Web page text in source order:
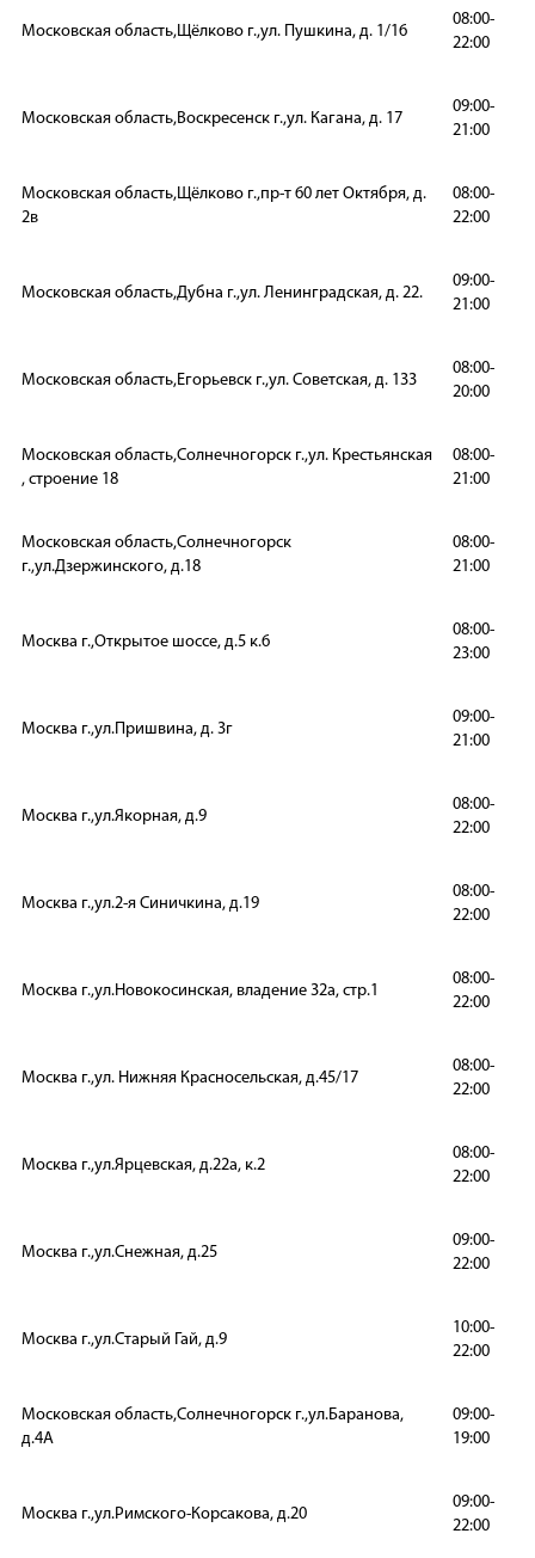
Московская область,Щёлково г.,ул. Пушкина, д. 1/16
08:00-
22:00
Московская область,Воскресенск г.,ул. Кагана, д. 17
09:00-
21:00
Московская область,Щёлково г.,пр-т 60 лет Октября, д.
2в
08:00-
22:00
Московская область,Дубна г.,ул. Ленинградская, д. 22.
09:00-
21:00
Московская область,Егорьевск г.,ул. Советская, д. 133
08:00-
20:00
Московская область,Солнечногорск г.,ул. Крестьянская
, строение 18
08:00-
21:00
Московская область,Солнечногорск
г.,ул.Дзержинского, д.18
08:00-
21:00
Москва г.,Открытое шоссе, д.5 к.6
08:00-
23:00
Москва г.,ул.Пришвина, д. 3г
09:00-
21:00
Москва г.,ул.Якорная, д.9
08:00-
22:00
Москва г.,ул.2-я Синичкина, д.19
08:00-
22:00
Москва г.,ул.Новокосинская, владение 32а, стр.1
08:00-
22:00
Москва г.,ул. Нижняя Красносельская, д.45/17
08:00-
22:00
Москва г.,ул.Ярцевская, д.22а, к.2
08:00-
22:00
Москва г.,ул.Снежная, д.25
09:00-
22:00
Москва г.,ул.Старый Гай, д.9
10:00-
22:00
Московская область,Солнечногорск г.,ул.Баранова,
д.4А
09:00-
19:00
Москва г.,ул.Римского-Корсакова, д.20
09:00-
22:00